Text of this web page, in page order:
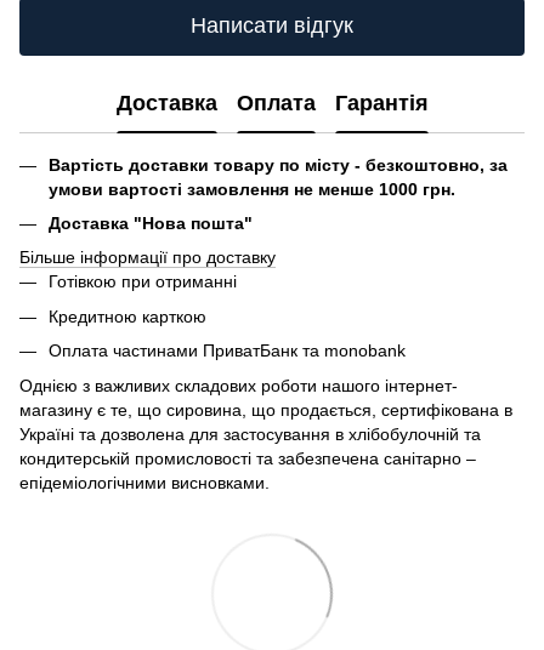
Написати відгук
Доставка Оплата Гарантія
Вартість доставки товару по місту - безкоштовно, за
умови вартості замовлення не менше 1000 грн.
Доставка "Нова пошта"
Більше інформації про доставку
Готівкою при отриманні
Кредитною карткою
Оплата частинами ПриватБанк та monobank
Однією з важливих складових роботи нашого інтернет-
магазину є те, що сировина, що продається, сертифікована в
Україні та дозволена для застосування в хлібобулочній та
кондитерській промисловості та забезпечена санітарно –
епідеміологічними висновками.